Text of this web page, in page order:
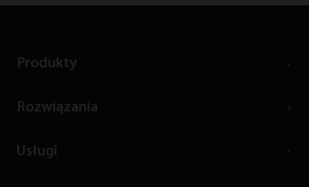
Produkty
Rozwiązania
Usługi